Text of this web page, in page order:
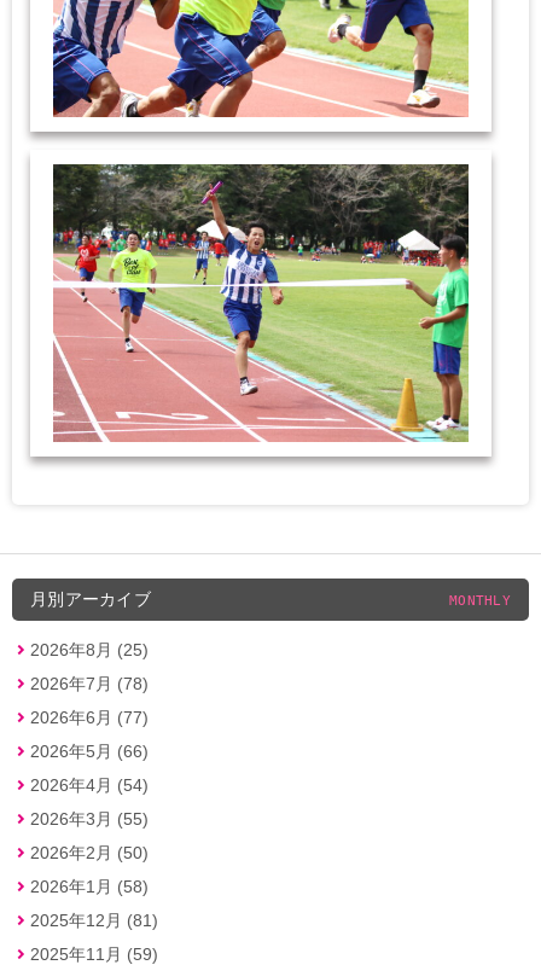
月別アーカイブ MONTHLY
2026年8月 (25)
2026年7月 (78)
2026年6月 (77)
2026年5月 (66)
2026年4月 (54)
2026年3月 (55)
2026年2月 (50)
2026年1月 (58)
2025年12月 (81)
2025年11月 (59)